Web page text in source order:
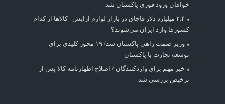
خواهان ورود فوری پاکستان شد
۲.۴ میلیارد دلار قاچاق در بازار لوازم آرایش | کالاها از کدام
کشورها وارد ایران می‌شوند؟
وزیر صمت راهی پاکستان شد/ ۱۹ محور کلیدی برای
توسعه تجارت با پاکستان
خبر مهم برای واردکنندگان / اصلاح اظهارنامه کالا پس از
ترخیص بررسی شد